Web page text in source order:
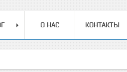
О НАС КОНТАКТЫ